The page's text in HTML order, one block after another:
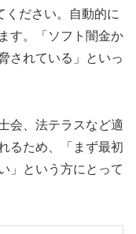
ください。自動的に
す。「ソフト闇金か
されている」といっ
会、法テラスなど適
るため、「まず最初
」という方にとって